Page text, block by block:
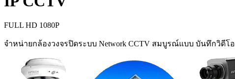
FULL HD 1080P
จำหน่ายกล้องวงจรปิดระบบ Network CCTV สมบูรณ์แบบ บันทึกวิดีโ